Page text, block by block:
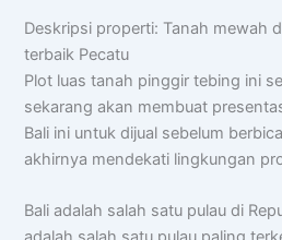
Deskripsi properti: Tanah mewah
terbaik Pecatu
Plot luas tanah pinggir tebing ini
sekarang akan membuat
Bali ini untuk dijual sebelum
akhirnya mendekati lingkungan
Bali adalah salah satu pulau di